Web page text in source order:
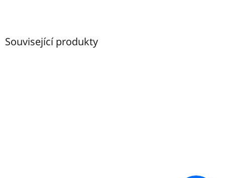
Související produkty